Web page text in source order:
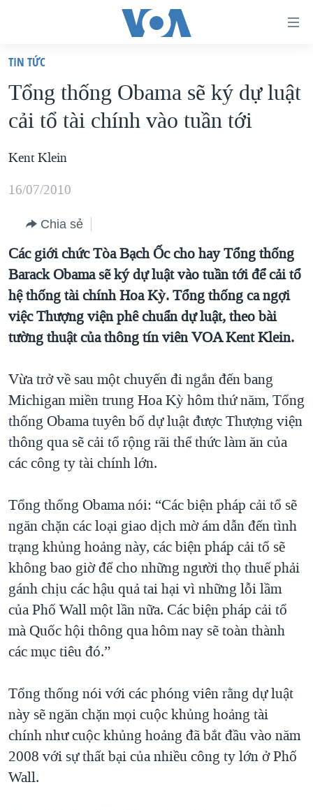
truy
cập
Tới
dung
chính
hướng
chính
Đi
tới
"Tìm"
VIỆT NAM
HOA KỲ
BIỂN ĐÔNG
DIỄN ĐÀN
MỤC
TỰ DO BÁO CHÍ
VẠCH TRẦN TIN GIẢ
NGƯỜI VIỆT HẢI NGOẠI
KINH TẾ
KHOA HỌC
SỨC KHOẺ
VĂN HOÁ
GIÁO DỤC
CHUYÊN ĐỀ
CHIẾN TRANH THƯƠNG MẠI CỦA MỸ: QUÁ KHỨ VÀ HIỆN
TẠI
HÀNH TRÌNH BẦU CỬ 2024
GIẢI MÃ VÀNH ĐAI & CON ĐƯỜNG
NGÀY TỊ NẠN THẾ GIỚI
TRỊNH VĨNH BÌNH - NGƯỜI HẠ 'BÊN THẮNG CUỘC'
GROUND ZERO – XƯA VÀ NAY
THƯỢNG ĐỈNH TRUMP-KIM TẠI VIỆT NAM
TRỊNH VĨNH BÌNH VS. CHÍNH PHỦ VIỆT NAM
NGƯ DÂN VIỆT VÀ LÀN SÓNG TRỘM HẢI SÂM
BÊN KIA QUỐC LỘ: TIẾNG VỌNG TỪ NÔNG THÔN MỸ
HỌC TIẾNG ANH
VIDEO
Ngôn ngữ khác
TIN TỨC
Tổng thống Obama sẽ ký dự luật
cải tổ tài chính vào tuần tới
Kent Klein
16/07/2010
Chia sẻ
Các giới chức Tòa Bạch Ốc cho hay Tổng thống
Barack Obama sẽ ký dự luật vào tuần tới để cải tổ
hệ thống tài chính Hoa Kỳ. Tổng thống ca ngợi
việc Thượng viện phê chuẩn dự luật, theo bài
tường thuật của thông tín viên VOA Kent Klein.
Vừa trở về sau một chuyến đi ngắn đến bang
Michigan miền trung Hoa Kỳ hôm thứ năm, Tổng
thống Obama tuyên bố dự luật được Thượng viện
thông qua sẽ cải tổ rộng rãi thể thức làm ăn của
các công ty tài chính lớn.
Tổng thống Obama nói: “Các biện pháp cải tổ sẽ
ngăn chặn các loại giao dịch mờ ám dẫn đến tình
trạng khủng hoảng này, các biện pháp cải tổ sẽ
không bao giờ để cho những người thọ thuế phải
gánh chịu các hậu quả tai hại vì những lỗi lầm
của Phố Wall một lần nữa. Các biện pháp cải tổ
mà Quốc hội thông qua hôm nay sẽ toàn thành
các mục tiêu đó.”
Tổng thống nói với các phóng viên rằng dự luật
này sẽ ngăn chặn mọi cuộc khủng hoảng tài
chính như cuộc khủng hoảng đã bắt đầu vào năm
2008 với sự thất bại của nhiều công ty lớn ở Phố
Wall.